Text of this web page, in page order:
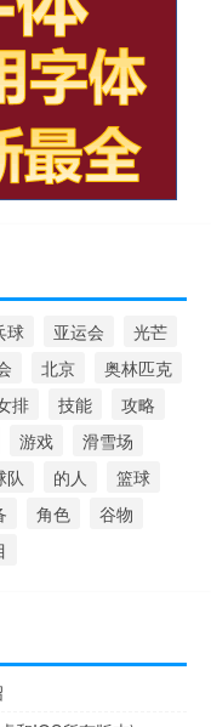
球 亚运会
光芒
北京
奥林匹克
排 技能
攻略
游戏
滑雪场
队 的人
篮球
角色
谷物